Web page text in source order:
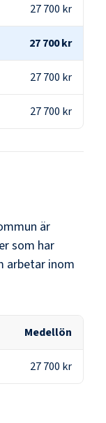
27 700 kr
27 700 kr
27 700 kr
27 700 kr
är
som har
arbetar inom
Medellön
27 700 kr